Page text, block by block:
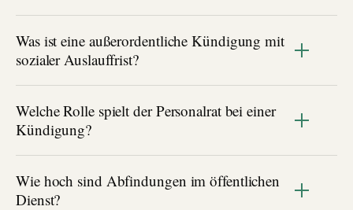
Was ist eine außerordentliche Kündigung mit
sozialer Auslauffrist?
Welche Rolle spielt der Personalrat bei einer
Kündigung?
Wie hoch sind Abfindungen im öffentlichen
Dienst?